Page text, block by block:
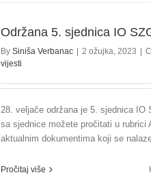
Održana 5. sjednica IO
By Siniša Verbanac 2 ožujka, 2023
vijesti
28. veljače održana je 5. sjednica IO
sa sjednice možete pročitati u rubrici
aktualnim dokumentima koji se
Pročitaj više